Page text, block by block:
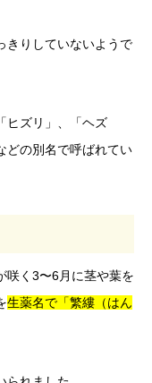
きりしていないようで
ヒズリ」、「ヘズ
どの別名で呼ばれてい
咲く3〜6月に茎や葉を
生薬名で「繁縷（はん